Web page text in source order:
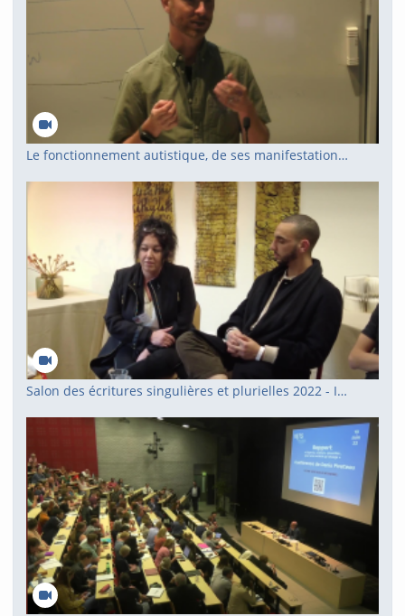
Le fonctionnement autistique, de ses manifestations vers une meilleure compréhension de sa structure développementale unique
Salon des écritures singulières et plurielles 2022 - IRTS Site Grand Littoral